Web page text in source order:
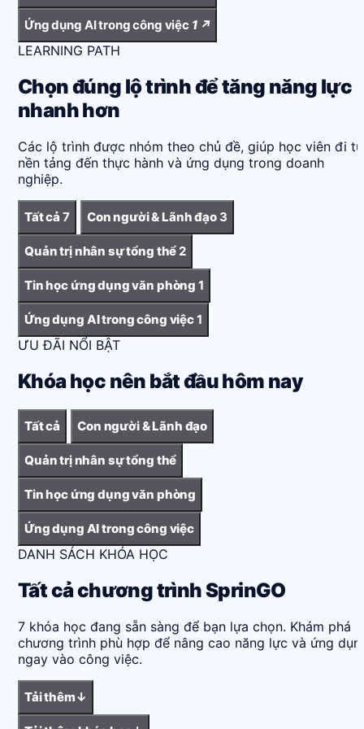
Ứng dụng AI trong công việc 1 ↗
LEARNING PATH
Chọn đúng lộ trình để tăng năng lực
nhanh hơn
Các lộ trình được nhóm theo chủ đề, giúp học viên đi từ
nền tảng đến thực hành và ứng dụng trong doanh
nghiệp.
Tất cả 7 Con người & Lãnh đạo 3
Quản trị nhân sự tổng thể 2
Tin học ứng dụng văn phòng 1
Ứng dụng AI trong công việc1
ƯU ĐÃI NỔI BẬT
Khóa học nên bắt đầu hôm nay
Tất cả Con người & Lãnh đạo
Quản trị nhân sự tổng thể
Tin học ứng dụng văn phòng
Ứng dụng AI trong công việc
DANH SÁCH KHÓA HỌC
Tất cả chương trình SprinGO
7 khóa học đang sẵn sàng để bạn lựa chọn. Khám phá
chương trình phù hợp để nâng cao năng lực và ứng
ngay vào công việc.
Tải thêm↓